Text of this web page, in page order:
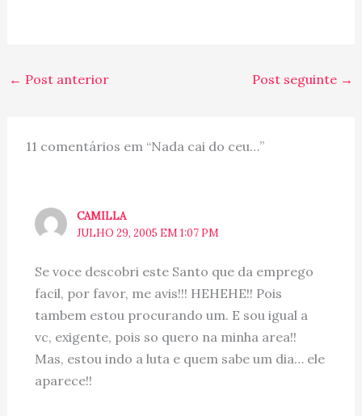
que teclam sem parar,
neh?! :mrgreen:. ------x-
← Post anterior Post seguinte →
11 comentários em “Nada cai do ceu…”
CAMILLA
JULHO 29, 2005 EM 1:07 PM
Se voce descobri este Santo que da emprego
facil, por favor, me avis!!! HEHEHE!! Pois
tambem estou procurando um. E sou igual a
vc, exigente, pois so quero na minha area!!
Mas, estou indo a luta e quem sabe um dia… ele
aparece!!